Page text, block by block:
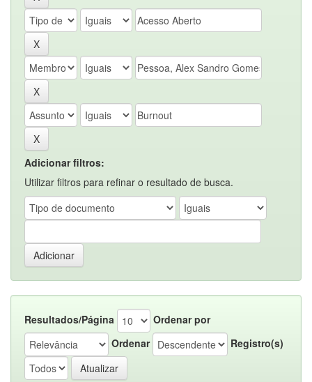
Adicionar filtros:
Utilizar filtros para refinar o resultado de busca.
Resultados/Página
Ordenar por
Ordenar
Registro(s)